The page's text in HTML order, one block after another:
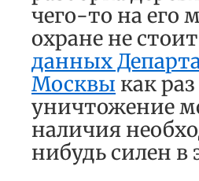
чего-то на его
охране не
данных
Москвы как
уничтожение
наличия
нибудь силен в